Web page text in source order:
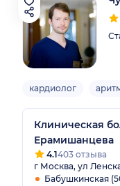
кардиолог
Клиническая
Ерамишанцева
4.1403 отзыва
г Москва, ул
Бабушкинская